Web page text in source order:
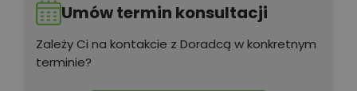
Umów termin konsultacji
Zależy Ci na kontakcie z Doradcą w konkretnym
terminie?